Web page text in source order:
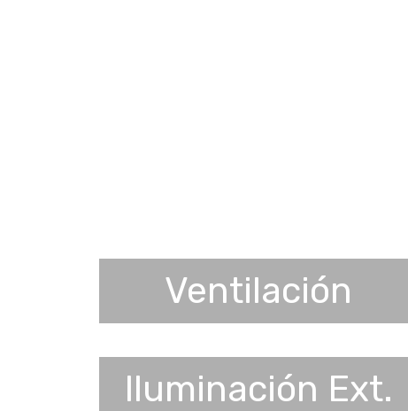
Ventilación
Iluminación Ext.